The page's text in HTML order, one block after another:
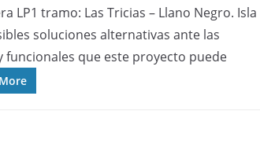
LP1 tramo: Las Tricias – Llano Negro. Isla
soluciones alternativas ante las
funcionales que este proyecto puede